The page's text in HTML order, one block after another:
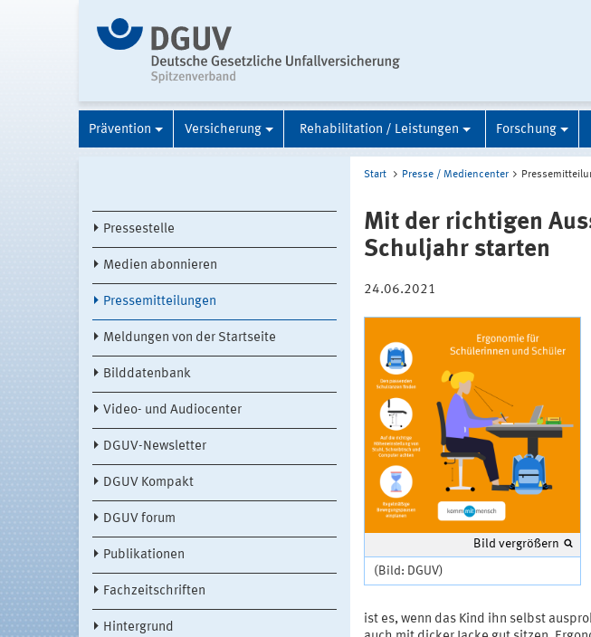
Prävention Versicherung Rehabilitation / Leistungen Forschung
Pressestelle
Medien abonnieren
Pressemitteilungen
Meldungen von der Startseite
Bilddatenbank
Video- und Audiocenter
DGUV-Newsletter
DGUV Kompakt
DGUV forum
Publikationen
Fachzeitschriften
Hintergrund
Start Presse / Mediencenter
Mit der richtigen
Schuljahr starten
24.06.2021
Bild vergrößern
(Bild: DGUV)
ist es, wenn das Kind ihn selbst